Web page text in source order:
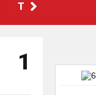
TEKNOLOJİ
1